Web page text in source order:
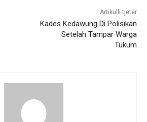
Artikulli tjetër
Kades Kedawung Di Polisikan
Setelah Tampar Warga
Tukum